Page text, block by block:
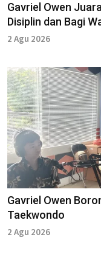
Gavriel Owen
Disiplin dan Bagi
2 Agu 2026
Gavriel Owen
Taekwondo
2 Agu 2026